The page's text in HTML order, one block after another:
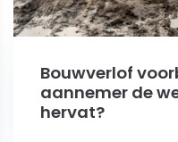
Bouwverlof
aannemer de
hervat?